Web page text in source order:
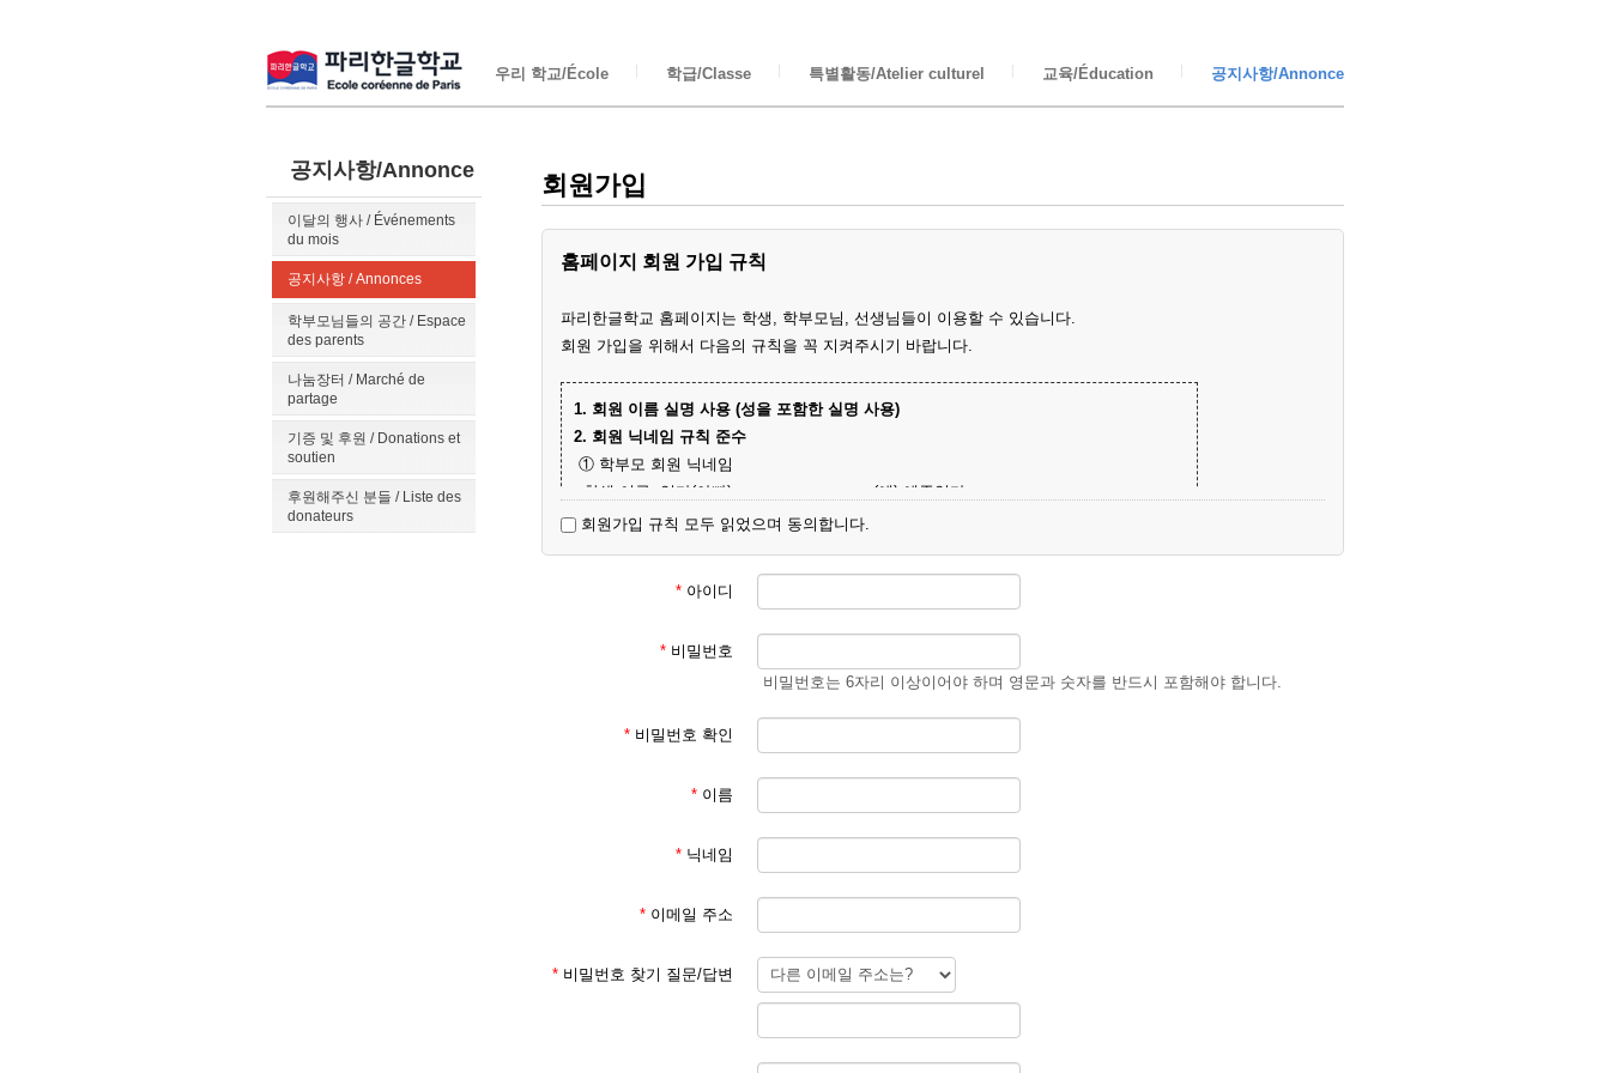
우리 학교/École 학급/Classe 특별활동/Atelier culturel 교육/Éducation 공지사항/Annonce
공지사항/Annonce
이달의 행사 / Événements
du mois
공지사항 / Annonces
학부모님들의 공간 / Espace
des parents
나눔장터 / Marché de
partage
기증 및 후원 / Donations et
soutien
후원해주신 분들 / Liste des
donateurs
회원가입
홈페이지 회원 가입 규칙
파리한글학교 홈페이지는 학생, 학부모님, 선생님들이 이용할 수 있습니다.
회원 가입을 위해서 다음의 규칙을 꼭 지켜주시기 바랍니다.
1. 회원 이름 실명 사용 (성을 포함한 실명 사용)
2. 회원 닉네임 규칙 준수
① 학부모 회원 닉네임
- 학생 이름+엄마(아빠)
(예) 예준엄마
- 닉네임 중복 시 학생 성과 이름+엄마
(예) 김예준
3. 회원 이메일은 입학원서에 기재된 이메일 주소 사용
회원 가입 후 회원 승인에 평균 1일이 소요됩니다.
회원 가입 규칙을 지키지 않은 경우 회원 승인이 되지 않습니다.
한글학교 회원이 아닌 분들이 특정한 사유로 홈페이지를 이용하기를 희망하는 경우 학교 대표 이메일로 요청해
주시기 바랍니다.
본교 홈페이지를 이용해 주셔서 감사합니다.
파리한글학교 홈페이지 관리자
회원가입 규칙 모두 읽었으며 동의합니다.
* 아이디
* 비밀번호
비밀번호는 6자리 이상이어야 하며 영문과 숫자를 반드시 포함해야 합니다.
* 비밀번호 확인
* 이름
* 닉네임
* 이메일 주소
* 비밀번호 찾기 질문/답변